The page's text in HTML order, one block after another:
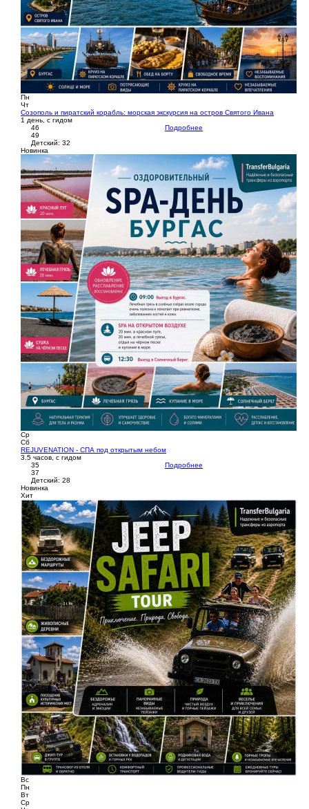
Пн
Чт
Созополь и пиратский корабль: морская экскурсия на остров Святого Ивана
1 день, с гидом
46
49
Детский: 32
Подробнее
Новинка
Ср
Сб
REJUVENATION - СПА под открытым небом
3.5 часов, с гидом
35
37
Детский: 28
Подробнее
Новинка
Хит
Вс
Пн
Вт
Ср